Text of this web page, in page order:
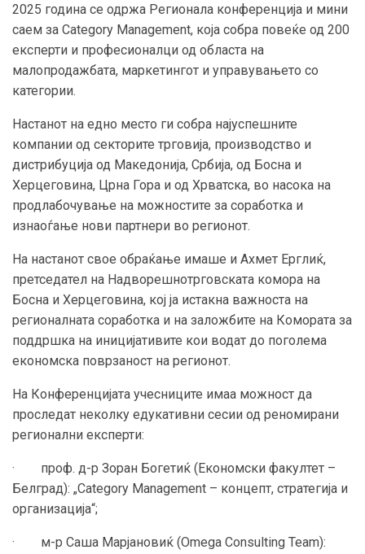
2025 година се одржа Регионала конференција и мини
саем за Category Management, која собра повеќе од 200
експерти и професионалци од областа на
малопродажбата, маркетингот и управувањето со
категории.
Настанот на едно место ги собра најуспешните
компании од секторите трговија, производство и
дистрибуција од Македонија, Србија, од Босна и
Херцеговина, Црна Гора и од Хрватска, во насока на
продлабочување на можностите за соработка и
изнаоѓање нови партнери во регионот.
На настанот свое обраќање имаше и Ахмет Ерглиќ,
претседател на Надворешнотрговската комора на
Босна и Херцеговина, кој ја истакна важноста на
регионалната соработка и на заложбите на Комората за
поддршка на иницијативите кои водат до поголема
економска поврзаност на регионот.
На Конференцијата учесниците имаа можност да
проследат неколку едукативни сесии од реномирани
регионални експерти:
· проф. д-р Зоран Богетиќ (Економски факултет –
Белград): „Category Management – концепт, стратегија и
организација“;
· м-р Саша Марјановиќ (Omega Consulting Team):